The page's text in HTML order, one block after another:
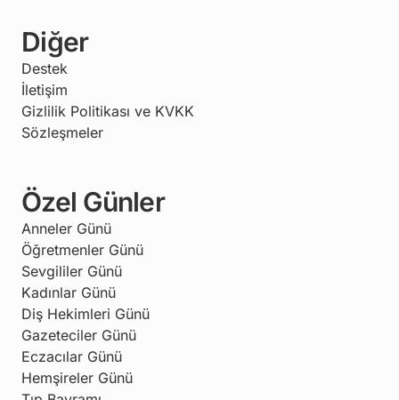
Diğer
Destek
İletişim
Gizlilik Politikası ve KVKK
Sözleşmeler
Özel Günler
Anneler Günü
Öğretmenler Günü
Sevgililer Günü
Kadınlar Günü
Diş Hekimleri Günü
Gazeteciler Günü
Eczacılar Günü
Hemşireler Günü